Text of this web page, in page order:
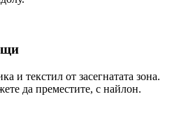
и текстил от засегнатата зона.
да преместите, с найлон.